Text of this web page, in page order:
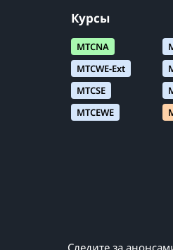
Курсы
MTCNA
MTCWE-Ext
MTCSE
MTCEWE
Следите за